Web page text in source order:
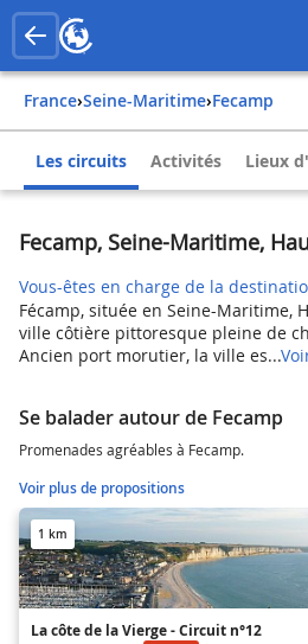
France› Seine-Maritime› Fecamp
Les circuits Activités Lieux
Fecamp, Seine-Maritime,
Vous-êtes en charge de la
Fécamp, située en Seine-Maritime,
ville côtière pittoresque pleine de
Ancien port morutier, la ville es...
Se balader autour de Fecamp
Promenades agréables à Fecamp.
Voir plus de propositions
1 km
La côte de la Vierge - Circuit n°12